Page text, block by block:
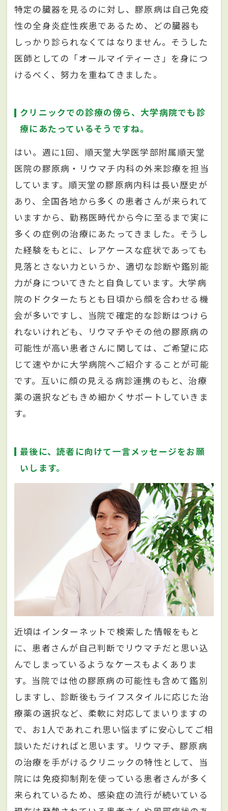
特定の臓器を見るのに対し、膠原病は自己免疫
性の全身炎症性疾患であるため、どの臓器も
しっかり診られなくてはなりません。そうした
医師としての「オールマイティーさ」を身につ
けるべく、努力を重ねてきました。
クリニックでの診療の傍ら、大学病院でも診
療にあたっているそうですね。
はい。週に1回、順天堂大学医学部附属順天堂
医院の膠原病・リウマチ内科の外来診療を担当
しています。順天堂の膠原病内科は長い歴史が
あり、全国各地から多くの患者さんが来られて
いますから、勤務医時代から今に至るまで実に
多くの症例の治療にあたってきました。そうし
た経験をもとに、レアケースな症状であっても
見落とさない力というか、適切な診断や鑑別能
力が身についてきたと自負しています。大学病
院のドクターたちとも日頃から顔を合わせる機
会が多いですし、当院で確定的な診断はつけら
れないけれども、リウマチやその他の膠原病の
可能性が高い患者さんに関しては、ご希望に応
じて速やかに大学病院へご紹介することが可能
です。互いに顔の見える病診連携のもと、治療
薬の選択などもきめ細かくサポートしていきま
す。
最後に、読者に向けて一言メッセージをお願
いします。
近頃はインターネットで検索した情報をもと
に、患者さんが自己判断でリウマチだと思い込
んでしまっているようなケースもよくありま
す。当院では他の膠原病の可能性も含めて鑑別
しますし、診断後もライフスタイルに応じた治
療薬の選択など、柔軟に対応してまいりますの
で、お1人であれこれ思い悩まずに安心してご相
談いただければと思います。リウマチ、膠原病
の治療を手がけるクリニックの特性として、当
院には免疫抑制剤を使っている患者さんが多く
来られているため、感染症の流行が続いている